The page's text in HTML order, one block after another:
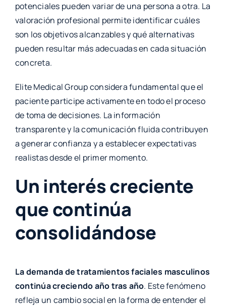
potenciales pueden variar de una persona a otra. La
valoración profesional permite identificar cuáles
son los objetivos alcanzables y qué alternativas
pueden resultar más adecuadas en cada situación
concreta.
Elite Medical Group considera fundamental que el
paciente participe activamente en todo el proceso
de toma de decisiones. La información
transparente y la comunicación fluida contribuyen
a generar confianza y a establecer expectativas
realistas desde el primer momento.
Un interés creciente
que continúa
consolidándose
La demanda de tratamientos faciales masculinos
continúa creciendo año tras año. Este fenómeno
refleja un cambio social en la forma de entender el